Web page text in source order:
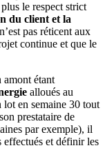
le respect strict
du client et la
pas réticent aux
continue et que le
amont étant
alloués au
en semaine 30 tout
prestataire de
par exemple), il
effectués et définir les